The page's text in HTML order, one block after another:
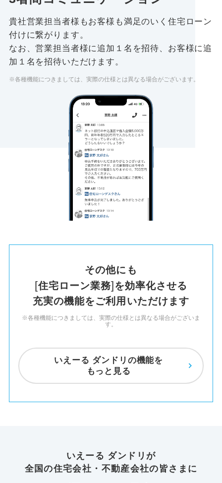
貴社営業担当者様もお客様も満足のいく住宅ローン
付けに繋がります。
なお、営業担当者様に追加１名を招待、お客様に追
加１名を招待いただけます。
※各種機能につきましては、実際の仕様とは異なる場合がございます。
その他にも
住宅ローン業務 を効率化させる
充実の機能をご利用いただけます
※各種機能につきましては、実際の仕様とは異なる場合がございま
す。
いえーる ダンドリの機能を
もっと見る
いえーる ダンドリが
全国の住宅会社・不動産会社の皆さまに